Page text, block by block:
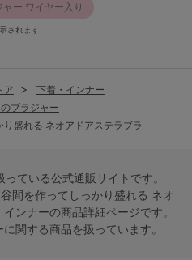
ャー ワイヤー入り
されます
ア
下着・インナー
ブラジャー
盛れる ネオアドアステラブラ
ている公式通販サイトです。
間を作ってしっかり盛れる ネオ
インナーの商品詳細ページです。
に関する商品を扱っています。